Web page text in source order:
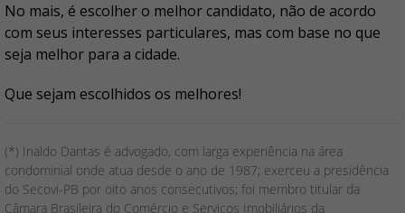
No mais, é escolher o melhor candidato, não de acordo
com seus interesses particulares, mas com base no que
seja melhor para a cidade.
Que sejam escolhidos os melhores!
(*) Inaldo Dantas é advogado, com larga experiência na área
condominial onde atua desde o ano de 1987; exerceu a presidência
do Secovi-PB por oito anos consecutivos; foi membro titular da
Câmara Brasileira do Comércio e Serviços Imobiliários da